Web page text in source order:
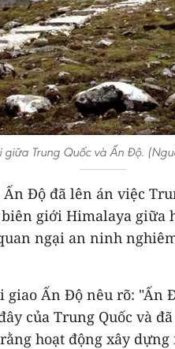
giữa Trung Quốc và Ấn Độ.
Độ đã lên án việc
giới Himalaya giữa
ngại an ninh
giao Ấn Độ nêu rõ: "Ấn
của Trung Quốc và
hoạt động xây